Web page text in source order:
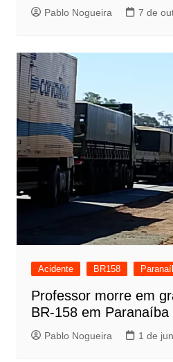
Pablo Nogueira 7 de
Acidente BR158
Professor morre em
BR-158 em Paranaíba
Pablo Nogueira 1 de